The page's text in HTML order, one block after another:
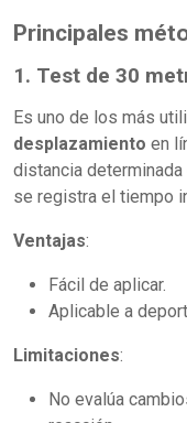
Principales
1. Test de 30
Es uno de los más
desplazamiento en
distancia
se registra el tiempo
Ventajas:
Fácil de aplicar.
Aplicable a
Limitaciones:
No evalúa